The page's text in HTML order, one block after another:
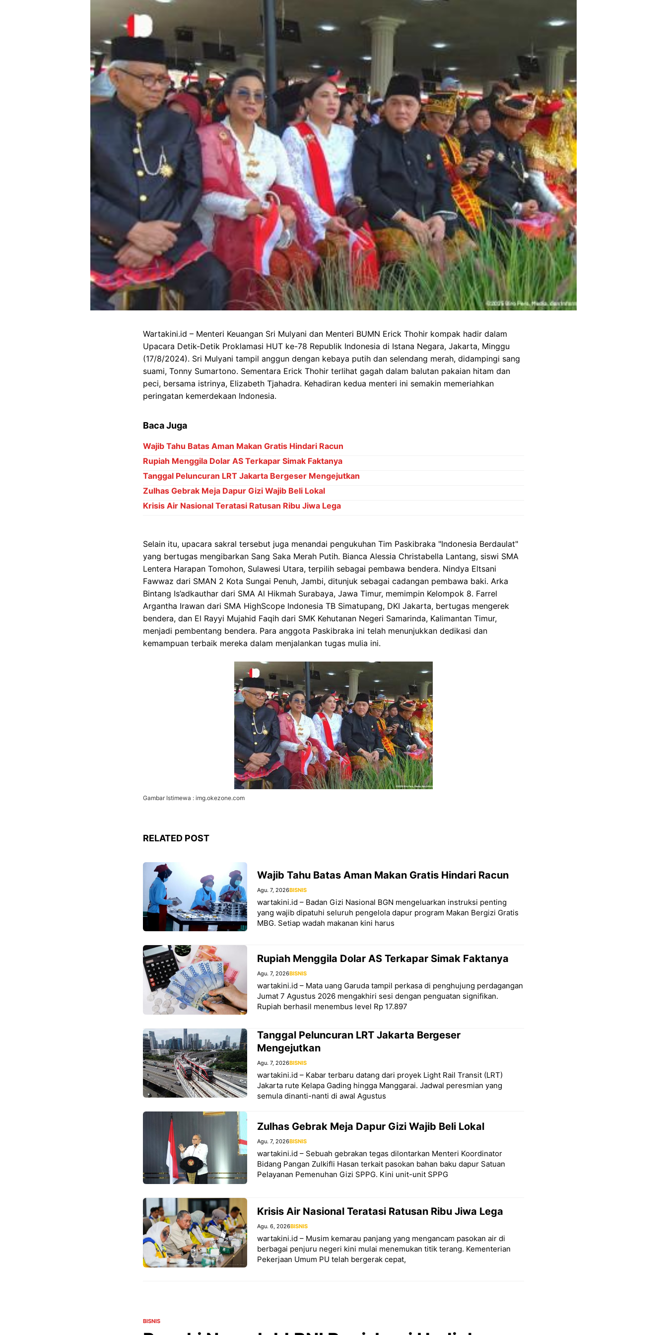
Wartakini.id – Menteri Keuangan Sri Mulyani dan Menteri BUMN Erick Thohir kompak hadir dalam
Upacara Detik-Detik Proklamasi HUT ke-78 Republik Indonesia di Istana Negara, Jakarta, Minggu
(17/8/2024). Sri Mulyani tampil anggun dengan kebaya putih dan selendang merah, didampingi sang
suami, Tonny Sumartono. Sementara Erick Thohir terlihat gagah dalam balutan pakaian hitam dan
peci, bersama istrinya, Elizabeth Tjahadra. Kehadiran kedua menteri ini semakin memeriahkan
peringatan kemerdekaan Indonesia.
Baca Juga
Wajib Tahu Batas Aman Makan Gratis Hindari Racun
Rupiah Menggila Dolar AS Terkapar Simak Faktanya
Tanggal Peluncuran LRT Jakarta Bergeser Mengejutkan
Zulhas Gebrak Meja Dapur Gizi Wajib Beli Lokal
Krisis Air Nasional Teratasi Ratusan Ribu Jiwa Lega
Selain itu, upacara sakral tersebut juga menandai pengukuhan Tim Paskibraka "Indonesia Berdaulat"
yang bertugas mengibarkan Sang Saka Merah Putih. Bianca Alessia Christabella Lantang, siswi SMA
Lentera Harapan Tomohon, Sulawesi Utara, terpilih sebagai pembawa bendera. Nindya Eltsani
Fawwaz dari SMAN 2 Kota Sungai Penuh, Jambi, ditunjuk sebagai cadangan pembawa baki. Arka
Bintang Is’adkauthar dari SMA Al Hikmah Surabaya, Jawa Timur, memimpin Kelompok 8. Farrel
Argantha Irawan dari SMA HighScope Indonesia TB Simatupang, DKI Jakarta, bertugas mengerek
bendera, dan El Rayyi Mujahid Faqih dari SMK Kehutanan Negeri Samarinda, Kalimantan Timur,
menjadi pembentang bendera. Para anggota Paskibraka ini telah menunjukkan dedikasi dan
kemampuan terbaik mereka dalam menjalankan tugas mulia ini.
Gambar Istimewa : img.okezone.com
RELATED POST
Wajib Tahu Batas Aman Makan Gratis Hindari Racun
Agu. 7, 2026BISNIS
wartakini.id – Badan Gizi Nasional BGN mengeluarkan instruksi penting
yang wajib dipatuhi seluruh pengelola dapur program Makan Bergizi Gratis
MBG. Setiap wadah makanan kini harus
Rupiah Menggila Dolar AS Terkapar Simak Faktanya
Agu. 7, 2026BISNIS
wartakini.id – Mata uang Garuda tampil perkasa di penghujung perdagangan
Jumat 7 Agustus 2026 mengakhiri sesi dengan penguatan signifikan.
Rupiah berhasil menembus level Rp 17.897
Tanggal Peluncuran LRT Jakarta Bergeser
Mengejutkan
Agu. 7, 2026BISNIS
wartakini.id – Kabar terbaru datang dari proyek Light Rail Transit (LRT)
Jakarta rute Kelapa Gading hingga Manggarai. Jadwal peresmian yang
semula dinanti-nanti di awal Agustus
Zulhas Gebrak Meja Dapur Gizi Wajib Beli Lokal
Agu. 7, 2026BISNIS
wartakini.id – Sebuah gebrakan tegas dilontarkan Menteri Koordinator
Bidang Pangan Zulkifli Hasan terkait pasokan bahan baku dapur Satuan
Pelayanan Pemenuhan Gizi SPPG. Kini unit-unit SPPG
Krisis Air Nasional Teratasi Ratusan Ribu Jiwa Lega
Agu. 6, 2026BISNIS
wartakini.id – Musim kemarau panjang yang mengancam pasokan air di
berbagai penjuru negeri kini mulai menemukan titik terang. Kementerian
Pekerjaan Umum PU telah bergerak cepat,
BISNIS